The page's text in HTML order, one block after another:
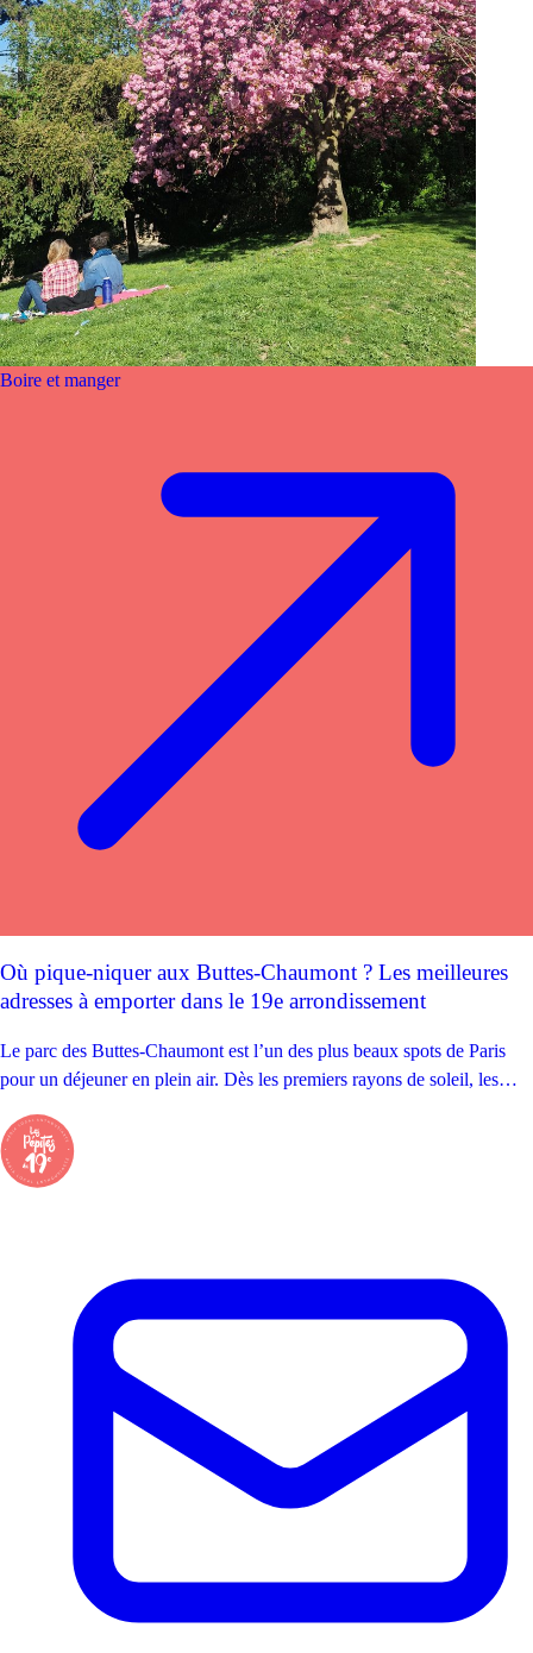
Boire et manger
Où pique-niquer aux Buttes-Chaumont ? Les meilleures
adresses à emporter dans le 19e arrondissement
Le parc des Buttes-Chaumont est l’un des plus beaux spots de Paris
pour un déjeuner en plein air. Dès les premiers rayons de soleil, les
déjeuner… tout le monde cherche le coin parfait pour un pique-nique.
Mais où trouver un bon déjeuner à emporter près des...